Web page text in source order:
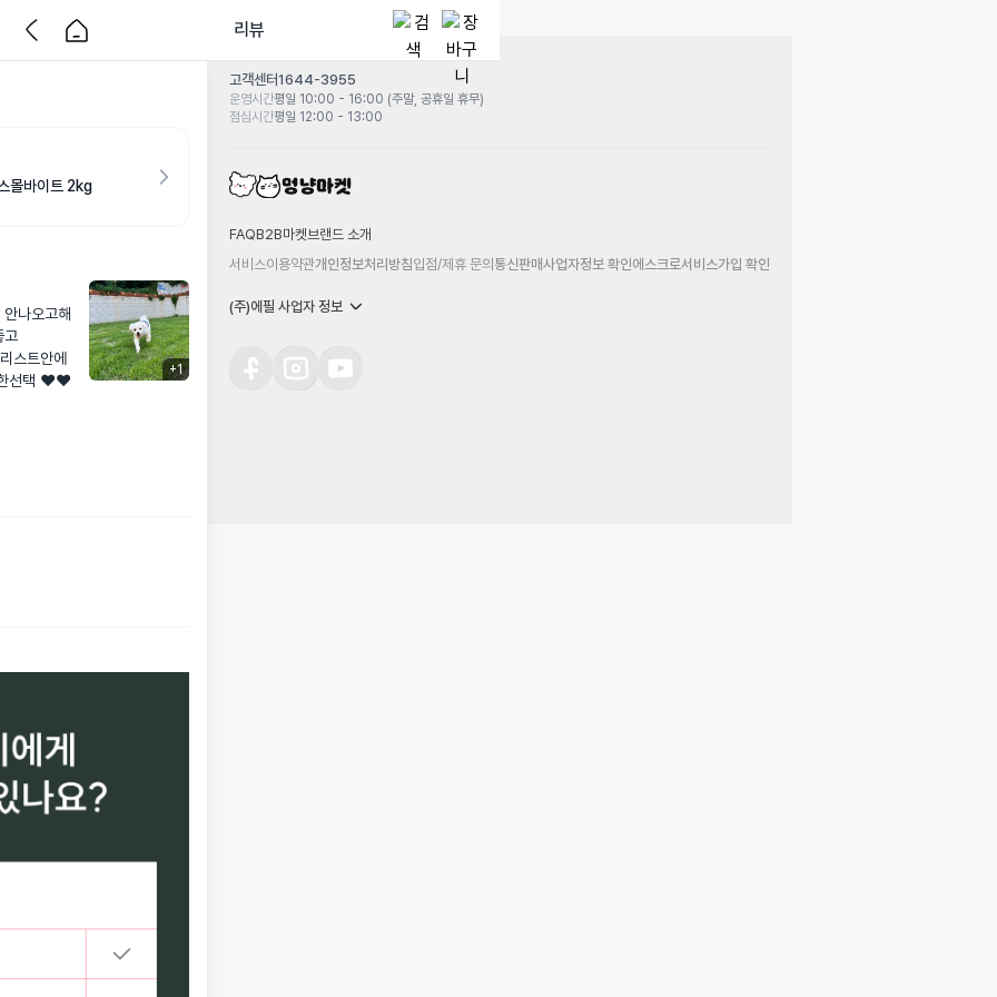
리뷰
몰바이트 2kg
+1
나오고해
고
스트안에
한선택 ❤️❤️
고객센터1644-3955
운영시간평일 10:00 - 16:00 (주말, 공휴일 휴무)
점심시간평일 12:00 - 13:00
FAQB2B마켓 브랜드 소개
서비스이용약관개인정보처리방침입점/제휴 문의통신판매사업자정보 확인에스크로서비스가입 확인
(주)에필 사업자 정보